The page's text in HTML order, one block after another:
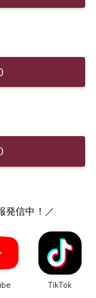
発信中！／
TikTok